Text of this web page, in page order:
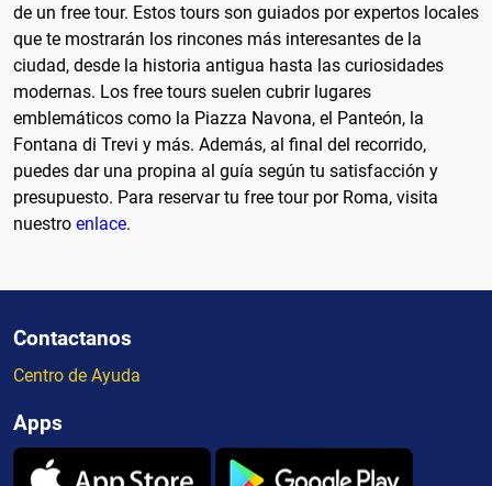
de un free tour. Estos tours son guiados por expertos locales
que te mostrarán los rincones más interesantes de la
ciudad, desde la historia antigua hasta las curiosidades
modernas. Los free tours suelen cubrir lugares
emblemáticos como la Piazza Navona, el Panteón, la
Fontana di Trevi y más. Además, al final del recorrido,
puedes dar una propina al guía según tu satisfacción y
presupuesto. Para reservar tu free tour por Roma, visita
nuestro enlace.
Contactanos
Centro de Ayuda
Apps